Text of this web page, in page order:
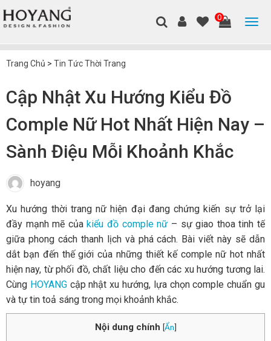
0
Trang Chủ > Tin Tức Thời Trang
Cập Nhật Xu Hướng Kiểu Đồ
Comple Nữ Hot Nhất Hiện Nay –
Sành Điệu Mỗi Khoảnh Khắc
hoyang
Xu hướng thời trang nữ hiện đại đang chứng kiến sự trở lại
đầy mạnh mẽ củakiểu đồ comple nữ – sự giao thoa tinh tế
giữa phong cách thanh lịch và phá cách. Bài viết này sẽ dẫn
dắt bạn đến thế giới của những thiết kế comple nữ hot nhất
hiện nay, từ phối đồ, chất liệu cho đến các xu hướng tương lai.
Cùng HOYANGcập nhật xu hướng, lựa chọn comple chuẩn gu
và tự tin toả sáng trong mọi khoảnh khắc.
Nội dung chính [Ẩn]